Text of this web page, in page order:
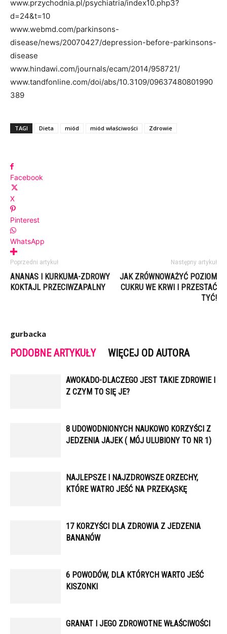
www.przychodnia.pl/psychiatria/index10.php3?
d=24&t=10
www.webmd.com/parkinsons-
disease/news/20070427/depression-before-parkinsons-
disease
www.hindawi.com/journals/ecam/2014/958721/
www.tandfonline.com/doi/abs/10.3109/09637480801990
389
TAGI Dieta miód miód właściwości Zdrowie
Facebook
X
Pinterest
WhatsApp
Poprzedni artykuł
ANANAS I KURKUMA-ZDROWY
KOKTAJL PRZECIWZAPALNY
Następny artykuł
JAK ZRÓWNOWAŻYĆ POZIOM
CUKRU WE KRWI I PRZESTAĆ
TYĆ!
gurbacka
PODOBNE ARTYKUŁY WIĘCEJ OD AUTORA
AWOKADO-DLACZEGO JEST TAKIE ZDROWIE I
Z CZYM TO SIĘ JE?
8 UDOWODNIONYCH NAUKOWO KORZYŚCI Z
JEDZENIA JAJEK ( MÓJ ULUBIONY TO NR 1)
NAJLEPSZE I NAJZDROWSZE ORZECHY,
KTÓRE WATRO JEŚĆ NA PRZEKĄSKĘ
17 KORZYŚCI DLA ZDROWIA Z JEDZENIA
BANANÓW
6 POWODÓW, DLA KTÓRYCH WARTO JEŚĆ
KISZONKI
GRANAT I JEGO ZDROWOTNE WŁAŚCIWOŚCI